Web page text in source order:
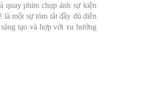
quay phim chụp ảnh sự kiện
một sự tóm tắt đầy đủ diễn
tạo và hợp với xu hướng